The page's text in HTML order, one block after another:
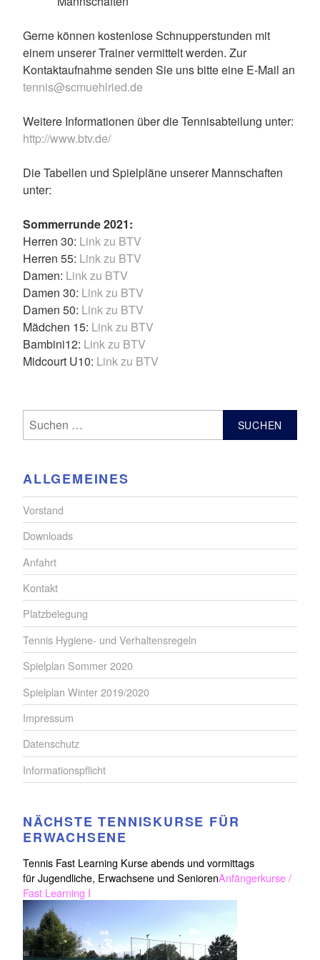
Gerne können kostenlose Schnupperstunden mit
einem unserer Trainer vermittelt werden. Zur
Kontaktaufnahme senden Sie uns bitte eine E-Mail an
tennis@scmuehlried.de
Weitere Informationen über die Tennisabteilung unter:
http://www.btv.de/
Die Tabellen und Spielpläne unserer Mannschaften
unter:
Sommerrunde 2021:
Herren 30: Link zu BTV
Herren 55: Link zu BTV
Damen: Link zu BTV
Damen 30: Link zu BTV
Damen 50: Link zu BTV
Mädchen 15: Link zu BTV
Bambini12: Link zu BTV
Midcourt U10: Link zu BTV
nach:
ALLGEMEINES
Vorstand
Downloads
Anfahrt
Kontakt
Platzbelegung
Tennis Hygiene- und Verhaltensregeln
Spielplan Sommer 2020
Spielplan Winter 2019/2020
Impressum
Datenschutz
Informationspflicht
NÄCHSTE TENNISKURSE FÜR
ERWACHSENE
Tennis Fast Learning Kurse abends und vormittags
für Jugendliche, Erwachsene und SeniorenAnfängerkurse /
Fast Learning I